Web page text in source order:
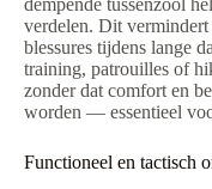
dempende tussenzool
verdelen. Dit
blessures tijdens lange
training, patrouilles of
zonder dat comfort en
worden — essentieel
Functioneel en tactisch